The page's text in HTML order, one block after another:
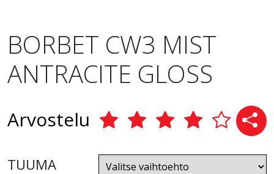
BORBET CW3 MIST
ANTRACITE GLOSS
Arvostelu
TUUMA